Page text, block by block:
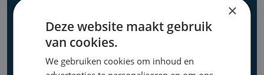
0800 11 956
×
Deze website maakt gebruik
van cookies.
We gebruiken cookies om inhoud en